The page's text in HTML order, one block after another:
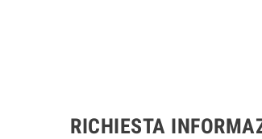
RICHIESTA